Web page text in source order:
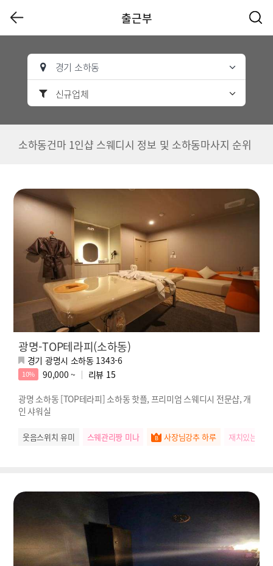
출근부
경기 소하동
신규업체
소하동건마 1인샵 스웨디시 정보 및 소하동마사지 순위
광명-TOP테라피(소하동)
경기 광명시 소하동 1343-6
10% 90,000 ~ 리뷰 15
광명 소하동 [TOP테라피] 소하동 핫플, 프리미엄 스웨디시 전문샵, 개
인 샤워실
웃음스위치 유미 스웨관리짱 미나 사장님강추 하루 재치있는 나리